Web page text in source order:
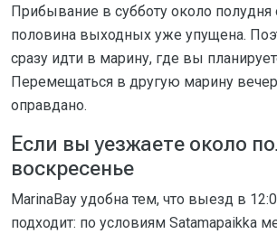
Прибывание в субботу около полудня
половина выходных уже упущена.
сразу идти в марину, где вы
Перемещаться в другую марину
оправдано.
Если вы уезжаете около
воскресенье
MarinaBay удобна тем, что выезд в
подходит: по условиям Satamapaikka